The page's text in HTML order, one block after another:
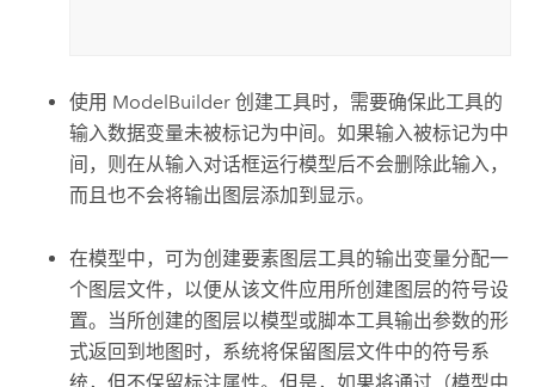
使用 ModelBuilder 创建工具时，需要确保此工具的
输入数据变量未被标记为中间。如果输入被标记为中
间，则在从输入对话框运行模型后不会删除此输入，
而且也不会将输出图层添加到显示。
在模型中，可为创建要素图层工具的输出变量分配一
个图层文件，以便从该文件应用所创建图层的符号设
置。当所创建的图层以模型或脚本工具输出参数的形
式返回到地图时，系统将保留图层文件中的符号系
统，但不保留标注属性。但是，如果将通过（模型中